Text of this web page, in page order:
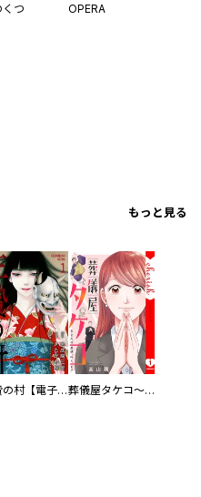
つ OPERA
もっと見る
生贄の村【電子単行本版】 葬儀屋タケコ～あなたの最期、叶えます【電子単行本版】